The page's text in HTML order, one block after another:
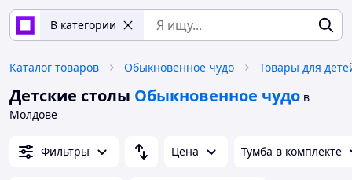
В категории
Каталог товаров Обыкновенное чудо Товары для
Детские столы Обыкновенное чудо в
Молдове
Фильтры Цена Тумба в комплекте